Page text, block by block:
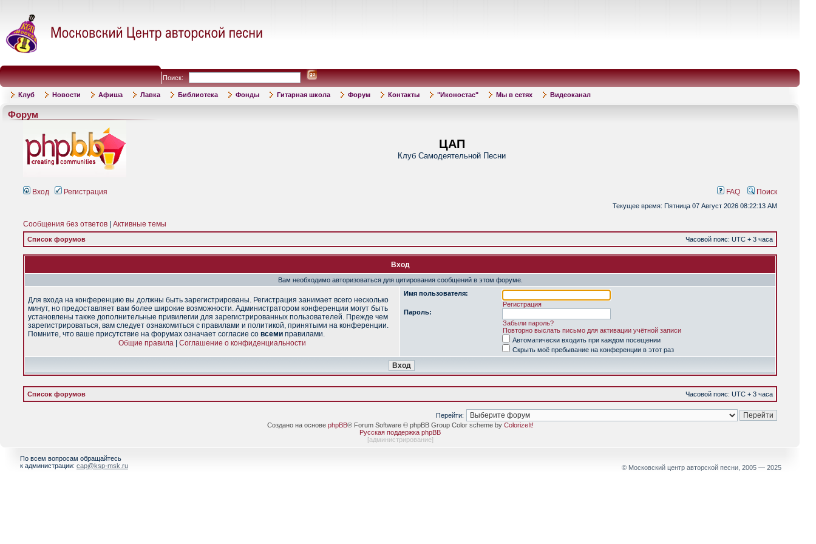
Поиск:
Клуб Новости Афиша Лавка Библиотека Фонды Гитарная школа Форум Контакты "Иконостас" Мы в сетях Видеоканал
Форум
ЦАП
Клуб Самодеятельной Песни
Вход Регистрация FAQ Поиск
Текущее время: Пятница 07 Август 2026 08:22:13 AM
Сообщения без ответов Активные темы
Список форумов Часовой пояс: UTC + 3 часа
Вход
Вам необходимо авторизоваться для цитирования сообщений в этом форуме.
Для входа на конференцию вы должны быть зарегистрированы. Регистрация занимает всего несколько
минут, но предоставляет вам более широкие возможности. Администратором конференции могут быть
установлены также дополнительные привилегии для зарегистрированных пользователей. Прежде чем
зарегистрироваться, вам следует ознакомиться с правилами и политикой, принятыми на конференции.
Помните, что ваше присутствие на форумах означает согласие со всеми правилами.
Общие правила
Соглашение о конфиденциальности
Имя пользователя:
Регистрация
Пароль:
Забыли пароль?
Повторно выслать письмо для активации учётной записи
Автоматически входить при каждом посещении
Скрыть моё пребывание на конференции в этот раз
Список форумов Часовой пояс: UTC + 3 часа
Перейти:
Создано на основе phpBB® Forum Software © phpBB Group Color scheme by ColorizeIt!
Русская поддержка phpBB
[администрирование]
По всем вопросам обращайтесь
к администрации: cap@ksp-msk.ru © Московский центр авторской песни, 2005 — 2025